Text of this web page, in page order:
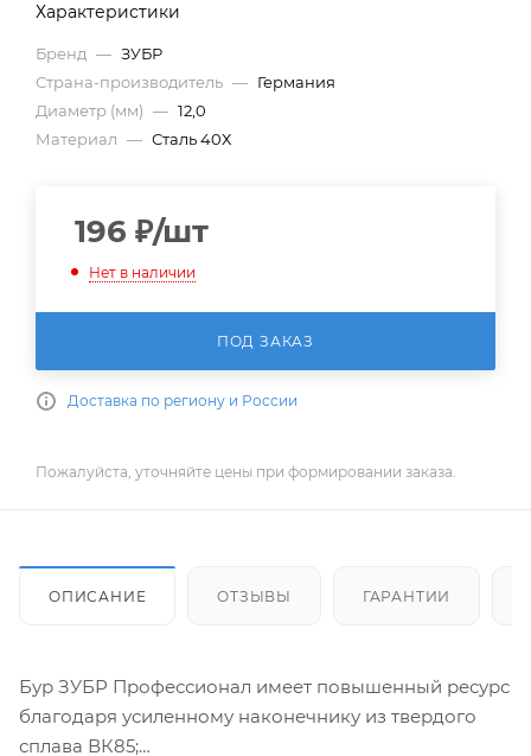
Характеристики
Бренд — ЗУБР
Страна-производитель — Германия
Диаметр (мм) — 12,0
Материал — Сталь 40Х
196 ₽/шт
Нет в наличии
ПОД ЗАКАЗ
Доставка по региону и России
Пожалуйста, уточняйте цены при формировании заказа.
ОПИСАНИЕ ОТЗЫВЫ ГАРАНТИИ
Бур ЗУБР Профессионал имеет повышенный ресурс
благодаря усиленному наконечнику из твердого
сплава ВК85;